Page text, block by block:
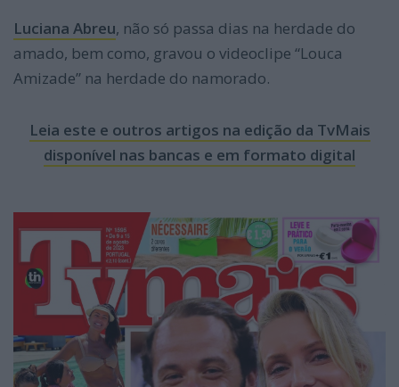
Luciana Abreu, não só passa dias na herdade do
amado, bem como, gravou o videoclipe “Louca
Amizade” na herdade do namorado.
Leia este e outros artigos na edição da TvMais
disponível nas bancas e em formato digital